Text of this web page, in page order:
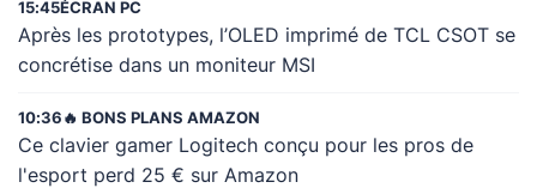
15:45ÉCRAN PC
Après les prototypes, l’OLED imprimé de TCL CSOT se
concrétise dans un moniteur MSI
10:36 🔥 BONS PLANS AMAZON
Ce clavier gamer Logitech conçu pour les pros de
l'esport perd 25 € sur Amazon